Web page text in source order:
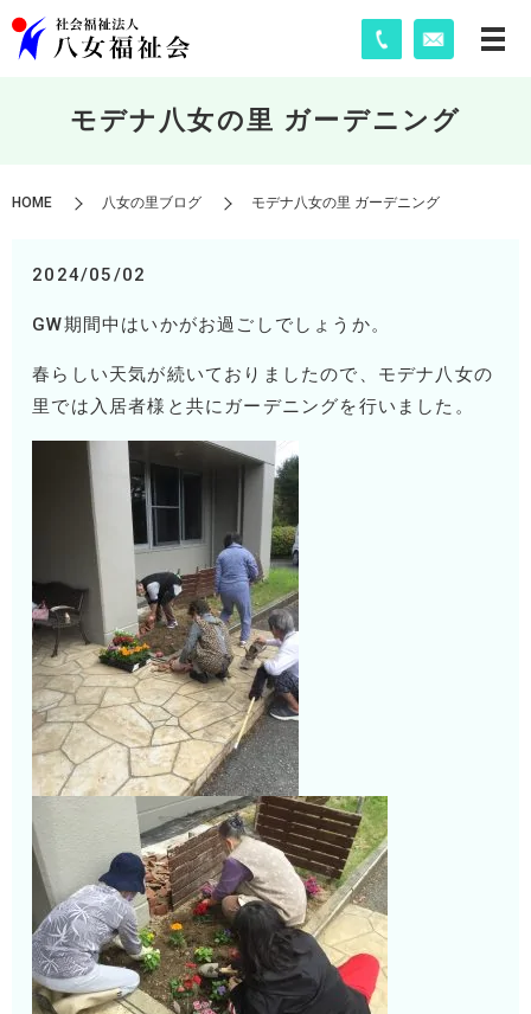
モデナ八女の里 ガーデニング
HOME 八女の里ブログ モデナ八女の里 ガーデニング
2024/05/02
GW期間中はいかがお過ごしでしょうか。
春らしい天気が続いておりましたので、モデナ八女の
里では入居者様と共にガーデニングを行いました。